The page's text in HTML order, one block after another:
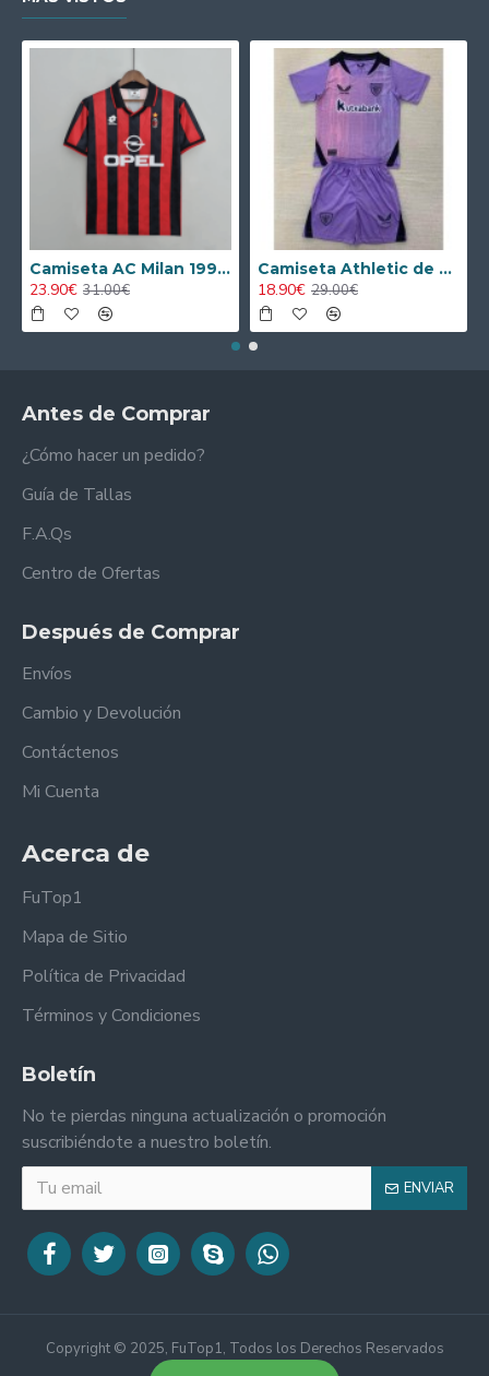
Camiseta AC Milan 1995/1996 Local Retro
23.90€ 31.00€
Camiseta Athletic de Bilbao 2024/2025 Alternativo Niño Kit
18.90€ 29.00€
Antes de Comprar
¿Cómo hacer un pedido?
Guía de Tallas
F.A.Qs
Centro de Ofertas
Después de Comprar
Envíos
Cambio y Devolución
Contáctenos
Mi Cuenta
Acerca de
FuTop1
Mapa de Sitio
Política de Privacidad
Términos y Condiciones
Boletín
No te pierdas ninguna actualización o promoción
suscribiéndote a nuestro boletín.
ENVIAR
Copyright © 2025, FuTop1, Todos los Derechos Reservados